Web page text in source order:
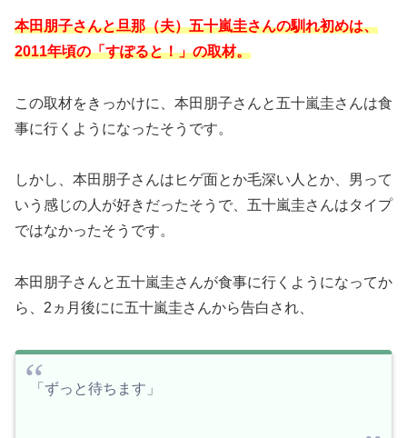
本田朋子さんと旦那（夫）五十嵐圭さんの馴れ初めは、
2011年頃の「すぽると！」の取材。
この取材をきっかけに、本田朋子さんと五十嵐圭さんは食
事に行くようになったそうです。
しかし、本田朋子さんはヒゲ面とか毛深い人とか、男って
いう感じの人が好きだったそうで、五十嵐圭さんはタイプ
ではなかったそうです。
本田朋子さんと五十嵐圭さんが食事に行くようになってか
ら、2ヵ月後にに五十嵐圭さんから告白され、
「ずっと待ちます」